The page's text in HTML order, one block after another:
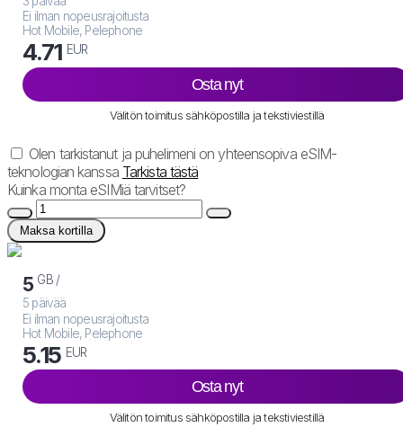
Ei ilman nopeusrajoitusta
Hot Mobile, Pelephone
4.71 EUR
Osta nyt
Välitön toimitus sähköpostilla ja tekstiviestillä
Olen tarkistanut ja puhelimeni on yhteensopiva eSIM-
teknologian kanssa Tarkista tästä
Kuinka monta eSIMiä tarvitset?
Maksa kortilla
5 GB /
5 päivää
Ei ilman nopeusrajoitusta
Hot Mobile, Pelephone
5.15 EUR
Osta nyt
Välitön toimitus sähköpostilla ja tekstiviestillä